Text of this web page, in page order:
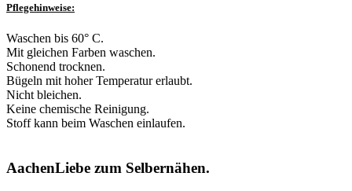
Pflegehinweise:
Waschen bis 60° C.
Mit gleichen Farben waschen.
Schonend trocknen.
Bügeln mit hoher Temperatur erlaubt.
Nicht bleichen.
Keine chemische Reinigung.
Stoff kann beim Waschen einlaufen.
AachenLiebe zum Selbernähen.